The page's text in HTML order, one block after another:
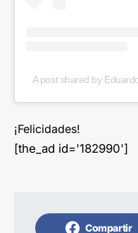
A post shared by
¡Felicidades!
[the_ad id='182990']
Compartir